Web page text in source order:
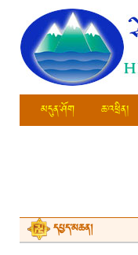
མདུན་ཤོག ཆ་འཕྲིན།
དཔྱད་མཆན།